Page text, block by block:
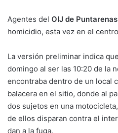
Agentes del OIJ de Puntarenas
homicidio, esta vez en el
La versión preliminar indica
domingo al ser las 10:20 de la
encontraba dentro de un local
balacera en el sitio, donde al
dos sujetos en una
de ellos disparan contra el
dan a la fuga.